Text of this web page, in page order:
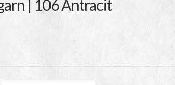
| 106 Antracit